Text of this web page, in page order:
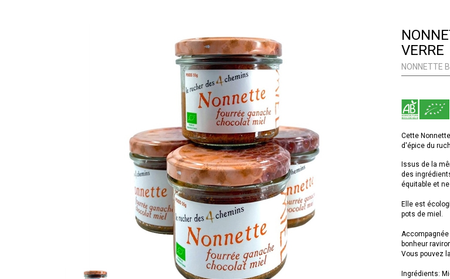
VERRE
NONNETTE
Cette
d'épice du
Issus de la
des
équitable et
Elle est
pots de miel.
bonheur
Vous pouvez
Ingrédients: